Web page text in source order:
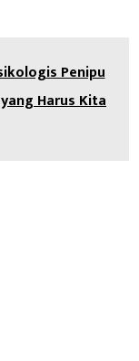
Penipu
Harus Kita